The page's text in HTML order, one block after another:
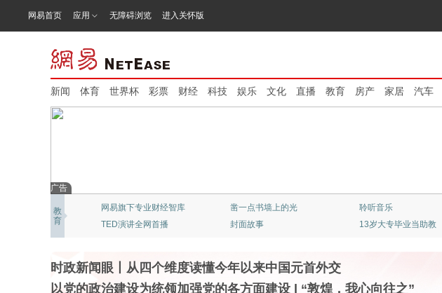
网易首页 应用 无障碍浏览 进入关怀版
新闻 体育 世界杯 彩票 财经 科技 娱乐 文化 直播 教育 房产 家居 汽车
广告
教
育
网易新闻：猫头鹰视频
“清流”穿越迷雾
北京大学：精品公开课
《态℃》网易科技频道
清华大学：大师云集
专业竞彩一触即发
时政新闻眼丨从四个维度读懂今年以来中国元首外交
以党的政治建设为统领加强党的各方面建设
“敦煌，我心向往之”